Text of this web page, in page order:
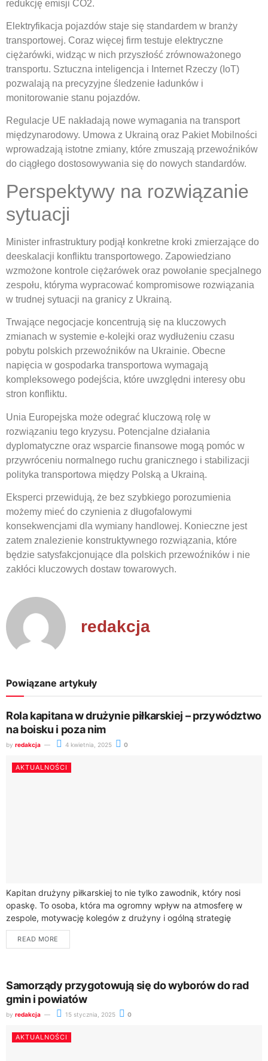
redukcję emisji CO2.
Elektryfikacja pojazdów staje się standardem w branży
transportowej. Coraz więcej firm testuje elektryczne
ciężarówki, widząc w nich przyszłość zrównoważonego
transportu. Sztuczna inteligencja i Internet Rzeczy (IoT)
pozwalają na precyzyjne śledzenie ładunków i
monitorowanie stanu pojazdów.
Regulacje UE nakładają nowe wymagania na transport
międzynarodowy. Umowa z Ukrainą oraz Pakiet Mobilności
wprowadzają istotne zmiany, które zmuszają przewoźników
do ciągłego dostosowywania się do nowych standardów.
Perspektywy na rozwiązanie
sytuacji
Minister infrastruktury podjął konkretne kroki zmierzające do
deeskalacji konfliktu transportowego. Zapowiedziano
wzmożone kontrole ciężarówek oraz powołanie specjalnego
zespołu, któryma wypracować kompromisowe rozwiązania
w trudnej sytuacji na granicy z Ukrainą.
Trwające negocjacje koncentrują się na kluczowych
zmianach w systemie e-kolejki oraz wydłużeniu czasu
pobytu polskich przewoźników na Ukrainie. Obecne
napięcia w gospodarka transportowa wymagają
kompleksowego podejścia, które uwzględni interesy obu
stron konfliktu.
Unia Europejska może odegrać kluczową rolę w
rozwiązaniu tego kryzysu. Potencjalne działania
dyplomatyczne oraz wsparcie finansowe mogą pomóc w
przywróceniu normalnego ruchu granicznego i stabilizacji
polityka transportowa między Polską a Ukrainą.
Eksperci przewidują, że bez szybkiego porozumienia
możemy mieć do czynienia z długofalowymi
konsekwencjami dla wymiany handlowej. Konieczne jest
zatem znalezienie konstruktywnego rozwiązania, które
będzie satysfakcjonujące dla polskich przewoźników i nie
zakłóci kluczowych dostaw towarowych.
redakcja
Powiązane artykuły
Rola kapitana w drużynie piłkarskiej – przywództwo
na boisku i poza nim
by redakcja 4 kwietnia, 2025 0
AKTUALNOŚCI
Kapitan drużyny piłkarskiej to nie tylko zawodnik, który nosi
opaskę. To osoba, która ma ogromny wpływ na atmosferę w
zespole, motywację kolegów z drużyny i ogólną strategię
podczas meczów. Jego...
READ MORE
Samorządy przygotowują się do wyborów do rad
gmin i powiatów
by redakcja 15 stycznia, 2025 0
AKTUALNOŚCI